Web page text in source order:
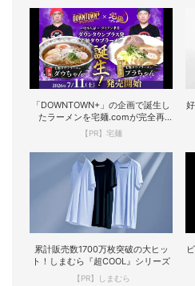
「DOWNTOWN+」の企画で誕生し
たラーメンを宅麺.comが完全再
現！
【PR】宅麺
累計販売数1700万枚突破の大ヒッ
ト！しまむら『超COOL』シリーズ
【PR】しまむら